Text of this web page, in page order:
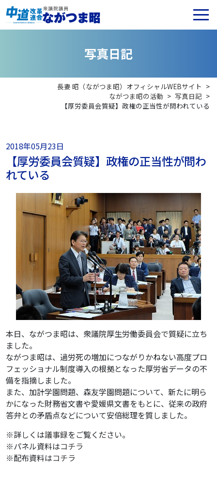
写真日記
長妻 昭（ながつま昭）オフィシャルWEBサイト >
ながつま昭の活動 > 写真日記 >
【厚労委員会質疑】政権の正当性が問われている
2018年05月23日
【厚労委員会質疑】政権の正当性が問わ
れている
本日、ながつま昭は、衆議院厚生労働委員会で質疑に立ち
ました。
ながつま昭は、過労死の増加につながりかねない高度プロ
フェッショナル制度導入の根拠となった厚労省データの不
備を指摘しました。
また、加計学園問題、森友学園問題について、新たに明ら
かになった財務省文書や愛媛県文書をもとに、従来の政府
答弁との矛盾点などについて安倍総理を質しました。
※詳しくは議事録をご覧ください。
※パネル資料はコチラ
※配布資料はコチラ